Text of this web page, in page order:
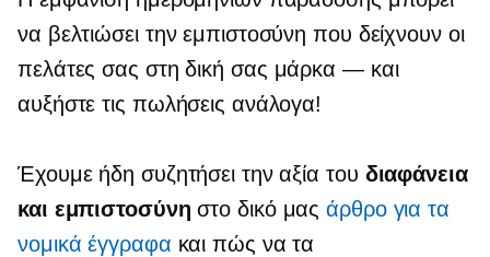
να βελτιώσει την εμπιστοσύνη που δείχνουν οι
πελάτες σας στη δική σας μάρκα — και
αυξήστε τις πωλήσεις ανάλογα!
Έχουμε ήδη συζητήσει την αξία του διαφάνεια
και εμπιστοσύνη στο δικό μαςάρθρο για τα
νομικά έγγραφα και πώς να τα